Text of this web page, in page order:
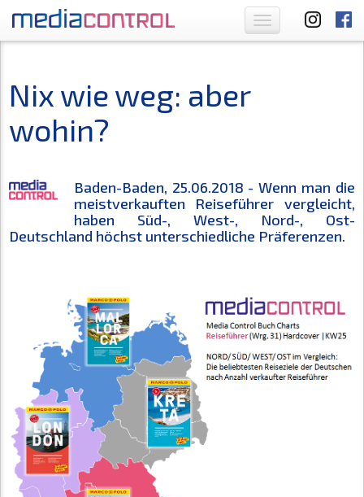
Toggle
navigation
Nix wie weg: aber
wohin?
Baden-Baden, 25.06.2018 - Wenn man die
meistverkauften Reiseführer vergleicht,
haben Süd-, West-, Nord-, Ost-
Deutschland höchst unterschiedliche Präferenzen.